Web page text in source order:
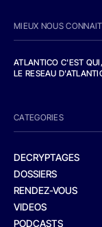
MIEUX NOUS
ATLANTICO C'EST
LE RESEAU
CATEGORIES
DECRYPTAGES
DOSSIERS
RENDEZ-VOUS
VIDEOS
PODCASTS